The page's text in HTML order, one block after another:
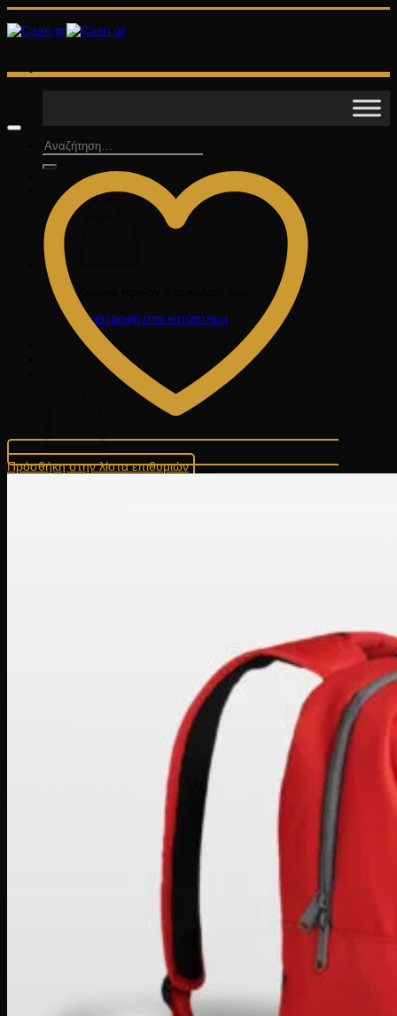
Μετάβαση
στο
περιεχόμενο
Αναζήτηση
για:
Επιστροφή στο κατάστημα
Κανένα προϊόν στο καλάθι σας.
Πρόσθήκη στην λίστα επιθυμιών